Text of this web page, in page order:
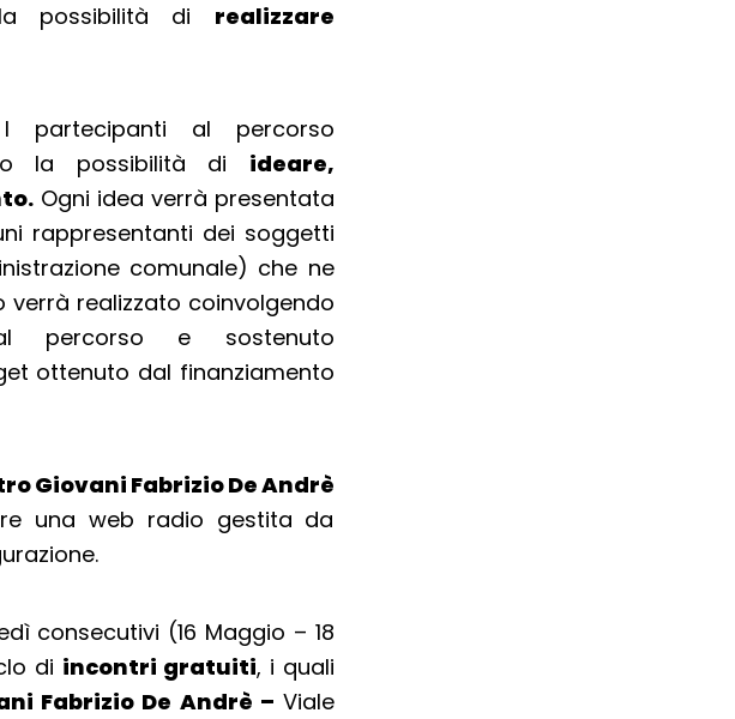
possibilità di realizzare
partecipanti al percorso
la possibilità di ideare,
Ogni idea verrà presentata
rappresentanti dei soggetti
comunale) che ne
verrà realizzato coinvolgendo
percorso e sostenuto
ottenuto dal finanziamento
Giovani Fabrizio De Andrè
una web radio gestita da
consecutivi (16 Maggio – 18
di incontri gratuiti, i quali
Fabrizio De Andrè – Viale